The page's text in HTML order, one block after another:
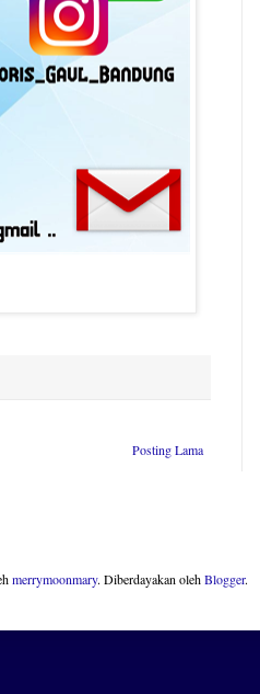
Posting Lama
merrymoonmary. Diberdayakan olehBlogger.